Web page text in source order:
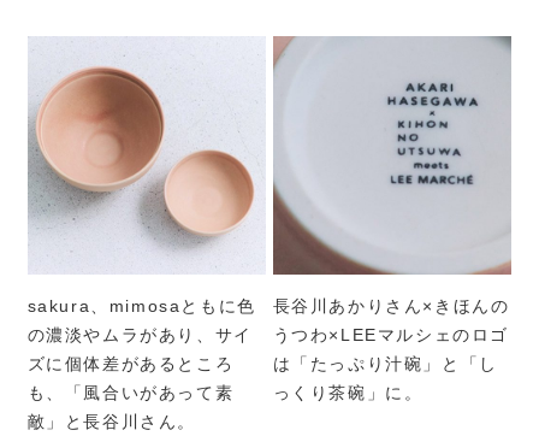
sakura、mimosaともに色
の濃淡やムラがあり、サイ
ズに個体差があるところ
も、「風合いがあって素
敵」と長谷川さん。
長谷川あかりさん×きほんの
うつわ×LEEマルシェのロゴ
は「たっぷり汁碗」と「し
っくり茶碗」に。